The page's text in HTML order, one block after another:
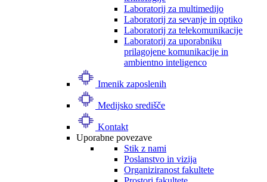
Laboratorij za multimedijo
Laboratorij za sevanje in optiko
Laboratorij za telekomunikacije
Laboratorij za uporabniku
prilagojene komunikacije in
ambientno inteligenco
Imenik zaposlenih
Medijsko središče
Kontakt
Uporabne povezave
Stik z nami
Poslanstvo in vizija
Organiziranost fakultete